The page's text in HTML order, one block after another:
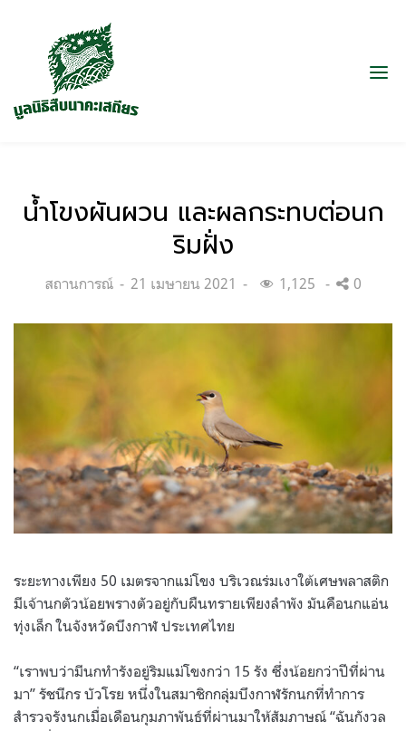
น้ำโขงผันผวน และผลกระทบต่อนก
ริมฝั่ง
Categories:
สถานการณ์
Posted
21 เมษายน 2021 1,125 0
ระยะทางเพียง 50 เมตรจากแม่โขง บริเวณร่มเงาใต้เศษพลาสติก
มีเจ้านกตัวน้อยพรางตัวอยู่กับผืนทรายเพียงลำพัง มันคือนกแอ่น
ทุ่งเล็ก ในจังหวัดบึงกาฬ ประเทศไทย
“เราพบว่ามีนกทำรังอยู่ริมแม่โขงกว่า 15 รัง ซึ่งน้อยกว่าปีที่ผ่าน
มา” รัชนีกร บัวโรย หนึ่งในสมาชิกกลุ่มบึงกาฬรักนกที่ทำการ
สำรวจรังนกเมื่อเดือนกุมภาพันธ์ที่ผ่านมาให้สัมภาษณ์ “ฉันกังวล